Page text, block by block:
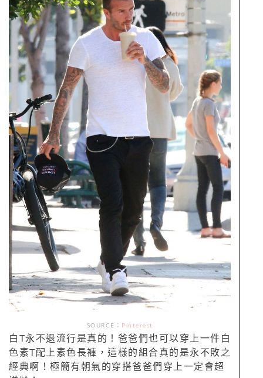
SOURCE： Pinterest
白T永不退流行是真的！爸爸們也可以穿上一件白
色素T配上素色長褲，這樣的組合真的是永不敗之
經典啊！極簡有朝氣的穿搭爸爸們穿上一定會超